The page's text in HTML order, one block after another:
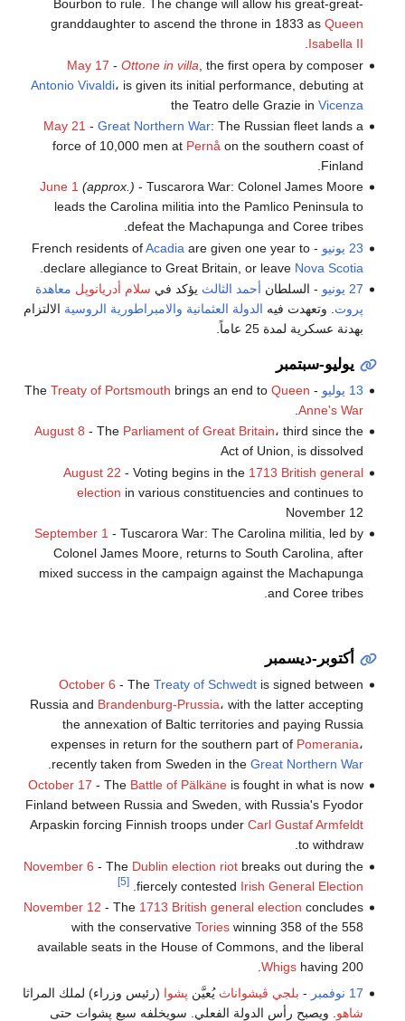
Bourbon to rule. The change will allow his great-great-
granddaughter to ascend the throne in 1833 as Queen
Isabella II
.
May 17 - Ottone in villa , the first opera by composer
Antonio Vivaldi، is given its initial performance, debuting at
the Teatro delle Grazie in Vicenza
May 21 - Great Northern War: The Russian fleet lands a
force of 10,000 men at Pernå on the southern coast of
Finland.
June 1 (approx.) - Tuscarora War: Colonel James Moore
leads the Carolina militia into the Pamlico Peninsula to
defeat the Machapunga and Coree tribes.
23 يونيو
- French residents of
Acadia are given one year to
declare allegiance to Great Britain, or leave Nova Scotia
27 يونيو
- السلطان أحمد الثالث يؤكد في سلام أدريانوپل معاهدة
پروت. وتعهدت فيه الدولة العثمانية والامبراطورية الروسية الالتزام
بهدنة عسكرية لمدة 25 عاماً.
يوليو-سبتمبر
13 يوليو - The
Treaty of Portsmouth brings an end to Queen
Anne's War
August 8 - The Parliament of Great Britain، third since the
Act of Union, is dissolved
August 22 - Voting begins in the 1713 British general
election in various constituencies and continues to
November 12
September 1 - Tuscarora War: The Carolina militia, led by
Colonel James Moore, returns to South Carolina, after
mixed success in the campaign against the Machapunga
and Coree tribes.
أكتوبر-ديسمبر
October 6 - The Treaty of Schwedtis signed between
Russia and Brandenburg-Prussia، with the latter accepting
the annexation of Baltic territories and paying Russia
expenses in return for the southern part of Pomerania،
recently taken from Sweden in the Great Northern War
October 17 - The Battle of Pälkäneis fought in what is now
Finland between Russia and Sweden, with Russia's Fyodor
Arpaskin forcing Finnish troops under Carl Gustaf Armfeldt
to withdraw.
November 6 - The Dublin election riotbreaks out during the
fiercely contested Irish General Election
.
[5]
November 12 - The 1713 British general election concludes
with the conservative Torieswinning 358 of the 558
available seats in the House of Commons, and the liberal
Whigshaving 200.
17 نوفمبر
- بلجي ڤيشواناث يُعيَّن پشوا (رئيس وزراء) لملك المراثا
شاهو . ويصبح رأس الدولة الفعلي. سويخلفه سبع پشوات حتى